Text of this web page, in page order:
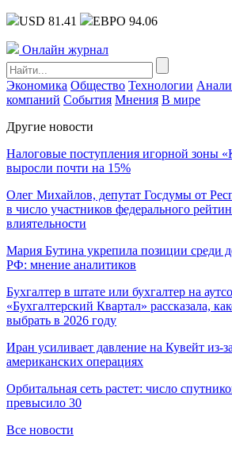
USD 81.41 ЕВРО 94.06
Онлайн журнал
Экономика Общество Технологии
компаний События Мнения В мире
Другие новости
Налоговые поступления игорной зоны
выросли почти на 15%
Олег Михайлов, депутат Госдумы от
в число участников федерального
влиятельности
Мария Бутина укрепила позиции среди
РФ: мнение аналитиков
Бухгалтер в штате или бухгалтер на
«Бухгалтерский Квартал» рассказала,
выбрать в 2026 году
Иран усиливает давление на Кувейт из-
американских операциях
Орбитальная сеть растет: число
превысило 30
Все новости